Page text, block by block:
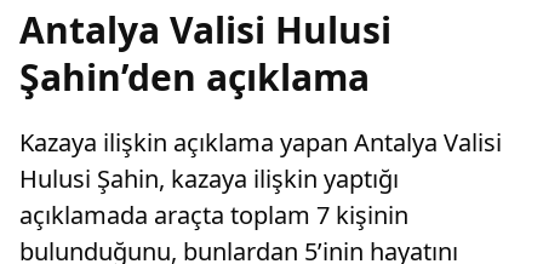
Antalya Valisi Hulusi
Şahin’den açıklama
Kazaya ilişkin açıklama yapan Antalya Valisi
Hulusi Şahin, kazaya ilişkin yaptığı
açıklamada araçta toplam 7 kişinin
bulunduğunu, bunlardan 5’inin hayatını